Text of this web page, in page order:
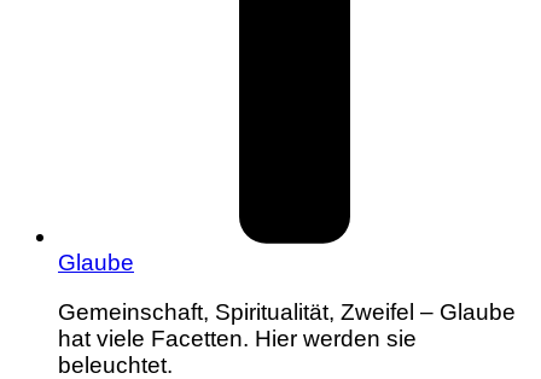
Glaube
Gemeinschaft, Spiritualität, Zweifel – Glaube
hat viele Facetten. Hier werden sie
beleuchtet.